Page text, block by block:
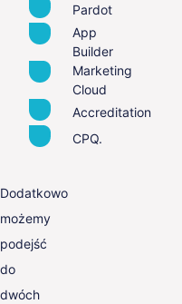
Pardot
App
Builder
Marketing
Cloud
Accreditation
CPQ.
Dodatkowo
możemy
podejść
do
dwóch